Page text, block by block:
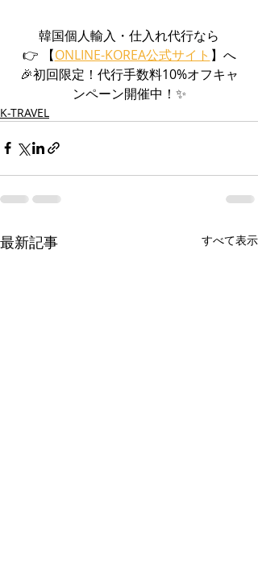
韓国個人輸入・仕入れ代行なら
👉 【ONLINE-KOREA公式サイト 】へ
🎉初回限定！代行手数料10%オフキャ
ンペーン開催中！✨
K-TRAVEL
最新記事 すべて表示